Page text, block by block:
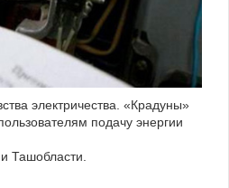
электричества. «Крадуны»
подачу энергии
Ташобласти.